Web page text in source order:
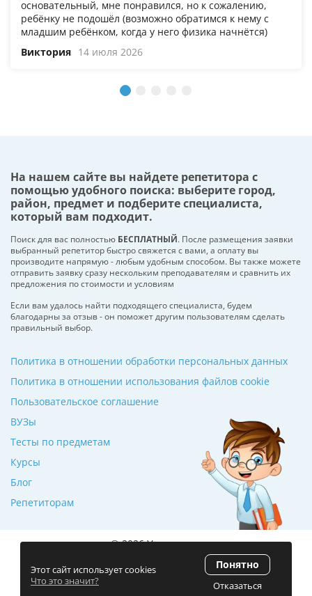
основательный, мне понравился, но к сожалению,
ребёнку не подошёл (возможно обратимся к нему с
младшим ребёнком, когда у него физика начнётся)
Виктория 14 июля 2026
На нашем сайте вы найдете репетитора с
помощью удобного поиска: выберите город,
район, предмет и подберите специалиста,
который вам подходит.
Поиск для вас полностью БЕСПЛАТНЫЙ. После размещения заявки
выбранный репетитор быстро свяжется с вами, а оплату вы
производите напрямую - любым удобным способом. Вы также можете
отправить заявку сразу нескольким преподавателям и сравнить их
предложения по стоимости и условиям
Если вам удалось найти подходящего специалиста, будем
благодарны за отзыв - он поможет другим пользователям сделать
правильный выбор.
ВУЗы
Тесты по предметам
Курсы
Блог
Репетиторам
Политика в отношении обработки персональных данных
Политика в отношении использования файлов cookie
Пользовательское соглашение
© 2026 Училкин.ru
Рейтинг 5.0
(120 отзывов)
ZmitroC.by™
Этот сайт использует cookies
Что это значит?
Понятно
Отказаться